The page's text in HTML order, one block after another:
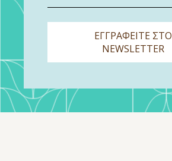
ΕΓΓΡΑΦΕΙΤΕ ΣΤΟ
NEWSLETTER